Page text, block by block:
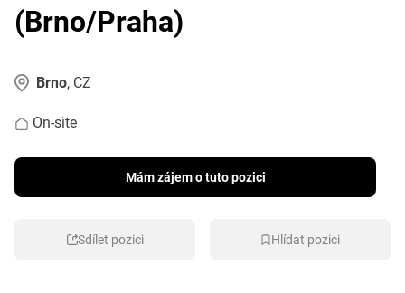
(Brno/Praha)
Brno, CZ
On-site
Mám zájem o tuto pozici
Sdílet pozici Hlídat pozici